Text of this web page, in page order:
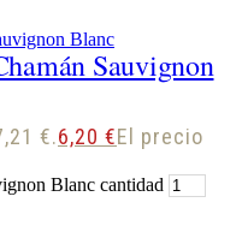
Sauvignon
€.6,20 €El precio
Blanc cantidad